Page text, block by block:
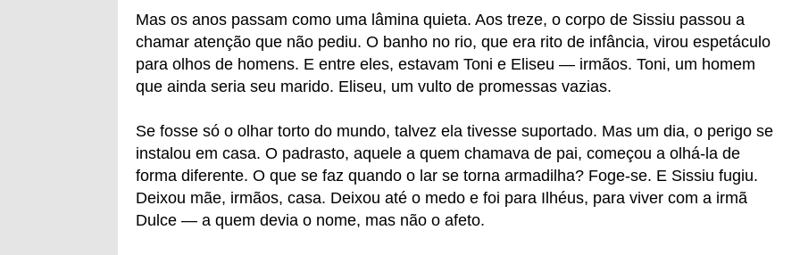
Mas os anos passam como uma lâmina quieta. Aos treze, o corpo de Sissiu passou a
chamar atenção que não pediu. O banho no rio, que era rito de infância, virou espetáculo
para olhos de homens. E entre eles, estavam Toni e Eliseu — irmãos. Toni, um homem
que ainda seria seu marido. Eliseu, um vulto de promessas vazias.
Se fosse só o olhar torto do mundo, talvez ela tivesse suportado. Mas um dia, o perigo se
instalou em casa. O padrasto, aquele a quem chamava de pai, começou a olhá-la de
forma diferente. O que se faz quando o lar se torna armadilha? Foge-se. E Sissiu fugiu.
Deixou mãe, irmãos, casa. Deixou até o medo e foi para Ilhéus, para viver com a irmã
Dulce — a quem devia o nome, mas não o afeto.